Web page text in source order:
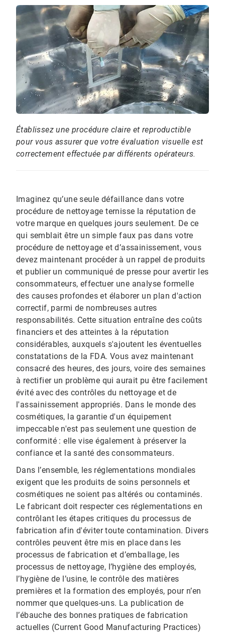
Établissez une procédure claire et reproductible
pour vous assurer que votre évaluation visuelle est
correctement effectuée par différents opérateurs.
Imaginez qu’une seule défaillance dans votre
procédure de nettoyage ternisse la réputation de
votre marque en quelques jours seulement. De ce
qui semblait être un simple faux pas dans votre
procédure de nettoyage et d’assainissement, vous
devez maintenant procéder à un rappel de produits
et publier un communiqué de presse pour avertir les
consommateurs, effectuer une analyse formelle
des causes profondes et élaborer un plan d'action
correctif, parmi de nombreuses autres
responsabilités. Cette situation entraîne des coûts
financiers et des atteintes à la réputation
considérables, auxquels s'ajoutent les éventuelles
constatations de la FDA. Vous avez maintenant
consacré des heures, des jours, voire des semaines
à rectifier un problème qui aurait pu être facilement
évité avec des contrôles du nettoyage et de
l'assainissement appropriés. Dans le monde des
cosmétiques, la garantie d'un équipement
impeccable n'est pas seulement une question de
conformité : elle vise également à préserver la
confiance et la santé des consommateurs.
Dans l’ensemble, les réglementations mondiales
exigent que les produits de soins personnels et
cosmétiques ne soient pas altérés ou contaminés.
Le fabricant doit respecter ces réglementations en
contrôlant les étapes critiques du processus de
fabrication afin d'éviter toute contamination. Divers
contrôles peuvent être mis en place dans les
processus de fabrication et d’emballage, les
processus de nettoyage, l’hygiène des employés,
l’hygiène de l’usine, le contrôle des matières
premières et la formation des employés, pour n’en
nommer que quelques-uns. La publication de
l’ébauche des bonnes pratiques de fabrication
actuelles (Current Good Manufacturing Practices)